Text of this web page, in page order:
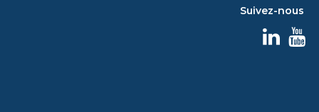
Suivez-nous